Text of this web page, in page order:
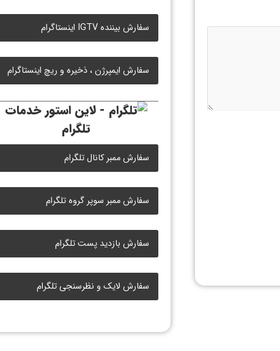
سفارش بیننده IGTV اینستاگرام
سفارش ایمپرژن ، ذخیره و ریچ اینستاگرام
خدمات
تلگرام
سفارش ممبر کانال تلگرام
سفارش ممبر سوپر گروه تلگرام
سفارش بازدید پست تلگرام
سفارش لایک و نظرسنجی تلگرام